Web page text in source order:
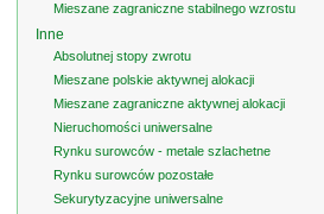
Mieszane zagraniczne stabilnego wzrostu
Inne
Absolutnej stopy zwrotu
Mieszane polskie aktywnej alokacji
Mieszane zagraniczne aktywnej alokacji
Nieruchomości uniwersalne
Rynku surowców - metale szlachetne
Rynku surowców pozostałe
Sekurytyzacyjne uniwersalne